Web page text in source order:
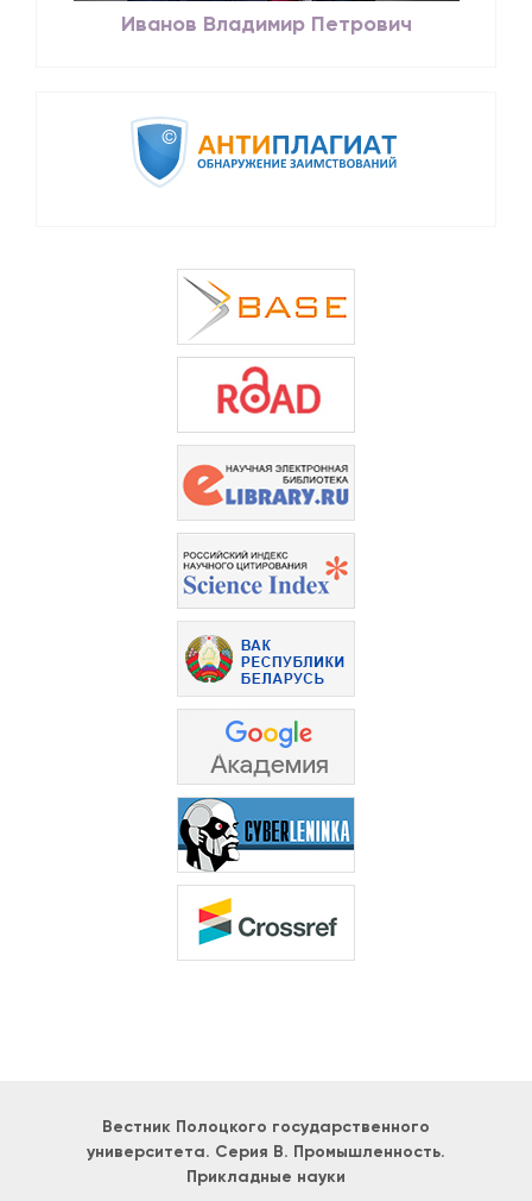
Иванов Владимир Петрович
Вестник Полоцкого государственного
университета. Серия B. Промышленность.
Прикладные науки